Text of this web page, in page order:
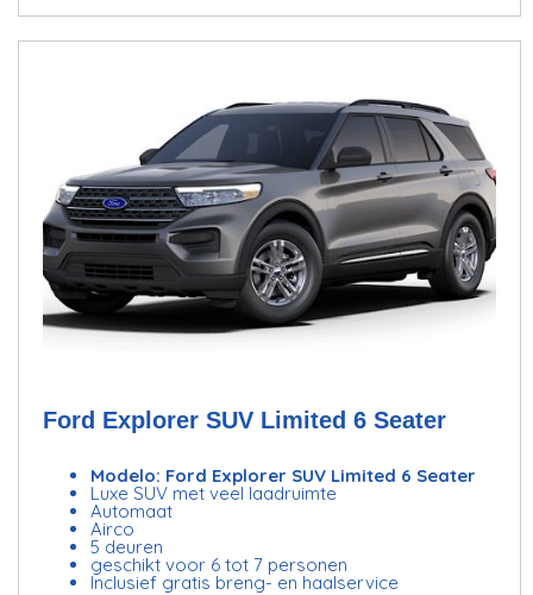
Ford Explorer SUV Limited 6 Seater
Modelo: Ford Explorer SUV Limited 6 Seater
Luxe SUV met veel laadruimte
Automaat
Airco
5 deuren
geschikt voor 6 tot 7 personen
Inclusief gratis breng- en haalservice